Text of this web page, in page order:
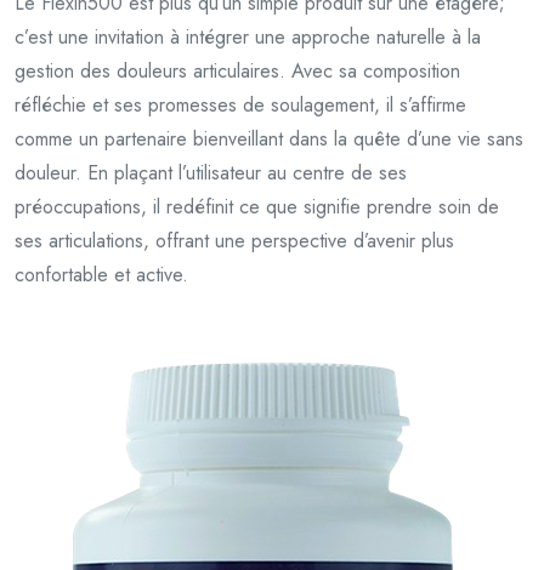
c’est une invitation à intégrer une approche naturelle à la
gestion des douleurs articulaires. Avec sa composition
réfléchie et ses promesses de soulagement, il s’affirme
comme un partenaire bienveillant dans la quête d’une vie sans
douleur. En plaçant l’utilisateur au centre de ses
préoccupations, il redéfinit ce que signifie prendre soin de
ses articulations, offrant une perspective d’avenir plus
confortable et active.